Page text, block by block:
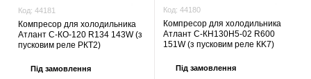
Код: 44181
Компресор для холодильника
Атлант С-КО-120 R134 143W (з
пусковим реле РКТ2)
Під замовлення
Код: 44180
Компресор для холодильника
Атлант С-КН130Н5-02 R600
151W (з пусковим реле КK7)
Під замовлення